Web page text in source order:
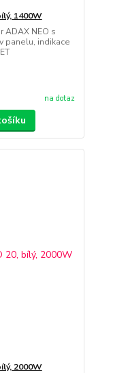
1400W
NEO s
panelu, indikace
na dotaz
2000W